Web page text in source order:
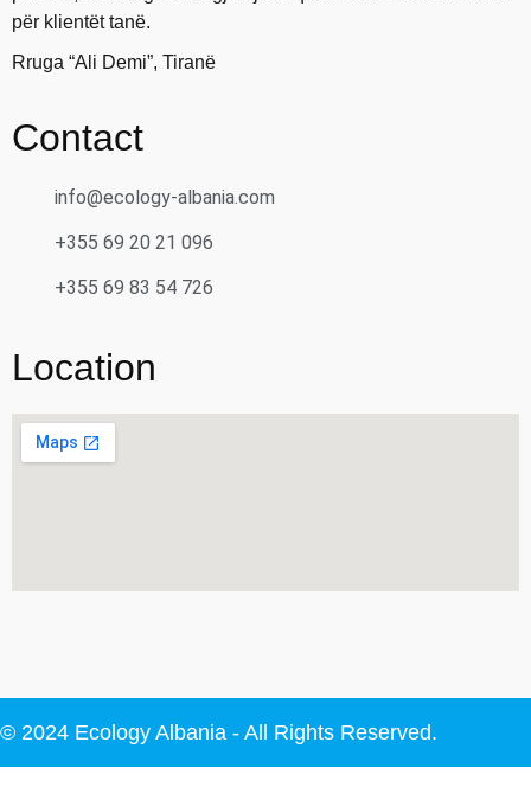
për klientët tanë.
Rruga “Ali Demi”, Tiranë
Contact
info@ecology-albania.com
+355 69 20 21 096
+355 69 83 54 726
Location
© 2024 Ecology Albania - All Rights Reserved.